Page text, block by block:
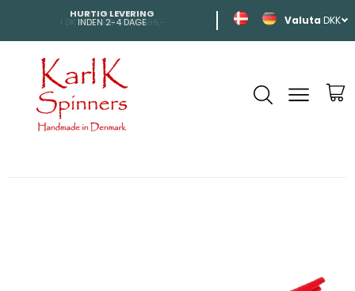
HURTIG LEVERING
INDEN 2-4 DAGE TIL HELE EUROPA
DKK